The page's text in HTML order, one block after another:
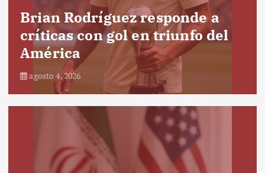
Brian Rodríguez responde a
críticas con gol en triunfo del
América
agosto 4, 2026